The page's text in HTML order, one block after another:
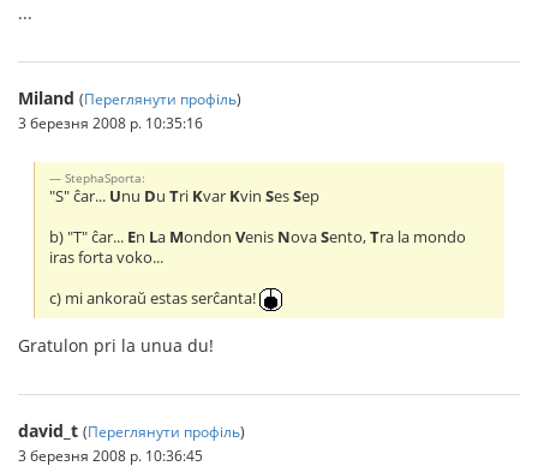
...
Miland (Переглянути профіль)
3 березня 2008 р. 10:35:16
StephaSporta:
"S" ĉar... Unu DuTri Kvar KvinSesSep
b) "T" ĉar... En La MondonVenis NovaSento,Tra la mondo
iras forta voko...
c) mi ankoraŭ estas serĉanta!
Gratulon pri la unua du!
david_t (Переглянути профіль)
3 березня 2008 р. 10:36:45